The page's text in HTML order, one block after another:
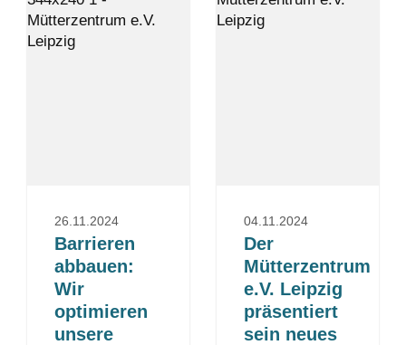
26.11.2024
Barrieren
abbauen:
Wir
optimieren
unsere
04.11.2024
Der
Mütterzentrum
e.V. Leipzig
präsentiert
sein neues